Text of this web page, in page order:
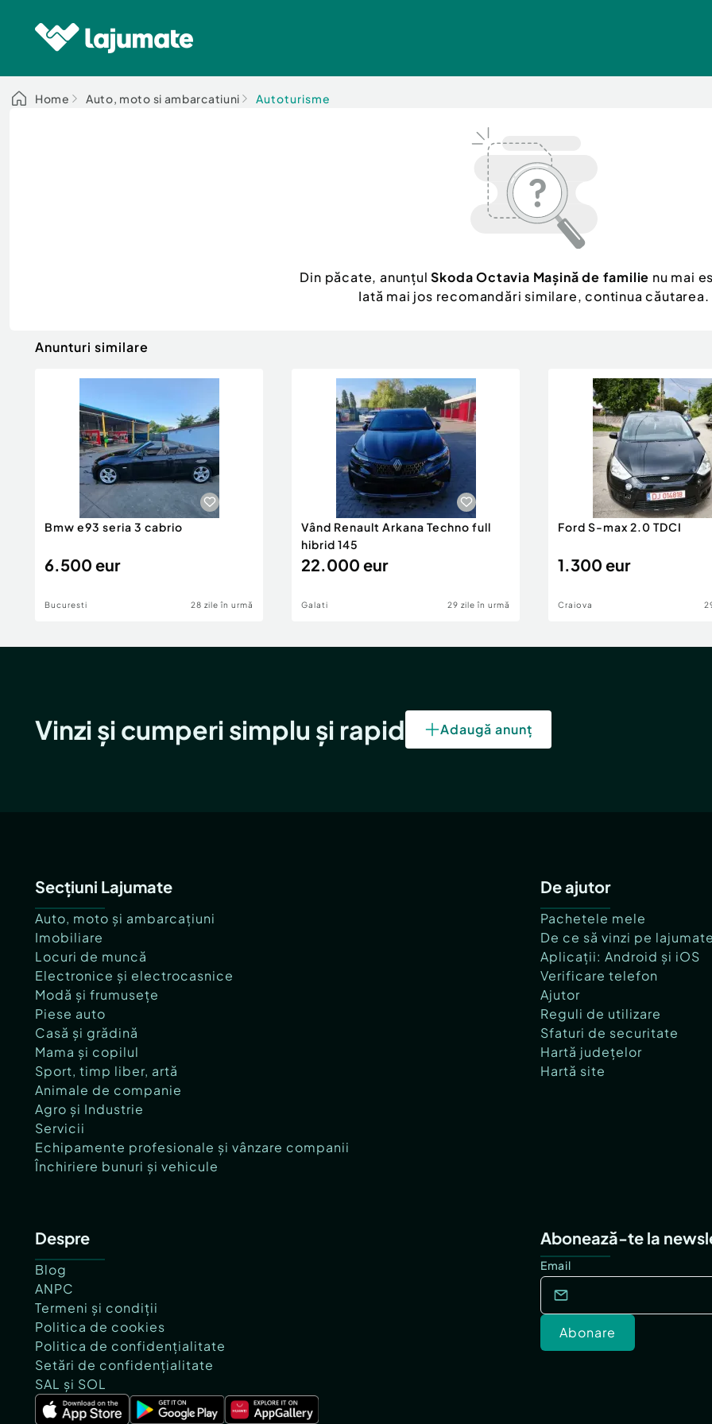
Home Auto, moto si ambarcatiuni Autoturisme
Din păcate, anunțulSkoda Octavia Mașină de familie nu mai
Iată mai jos recomandări similare, continua căutarea.
Anunturi similare
Bmw e93 seria 3 cabrio
6.500 eur
Bucuresti 28 zile în urmă
Vând Renault Arkana Techno full
hibrid 145
22.000 eur
Galati 29 zile în urmă
Ford S-max 2.0 TDCI
1.300 eur
Craiova
Vinzi și cumperi simplu și rapid Adaugă anunț
Secțiuni Lajumate
Auto, moto și ambarcațiuni
Imobiliare
Locuri de muncă
Electronice și electrocasnice
Modă și frumusețe
Piese auto
Casă și grădină
Mama și copilul
Sport, timp liber, artă
Animale de companie
Agro și Industrie
Servicii
Echipamente profesionale și vânzare companii
Închiriere bunuri și vehicule
De ajutor
Pachetele mele
De ce să vinzi pe
Aplicații: Android și iOS
Verificare telefon
Ajutor
Reguli de utilizare
Sfaturi de securitate
Hartă județelor
Hartă site
Despre
Blog
ANPC
Termeni și condiții
Politica de cookies
Politica de confidențialitate
Setări de confidențialitate
SAL și SOL
Abonează-te la
Email
Abonare